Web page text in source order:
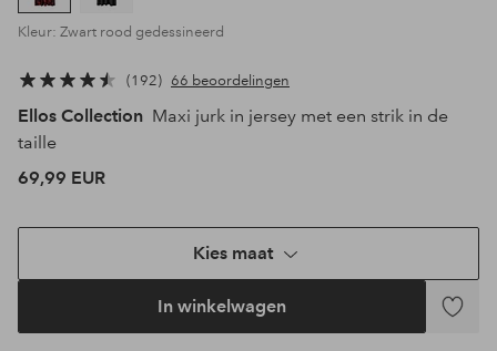
Kleur: Zwart rood gedessineerd
192 66 beoordelingen
Ellos Collection Maxi jurk in jersey met een strik in de
taille
69,99 EUR
Kies maat
In winkelwagen